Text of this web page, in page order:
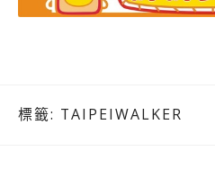
標籤: TAIPEIWALKER